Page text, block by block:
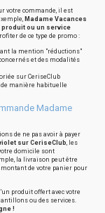
votre commande, il est
Madame Vacances
ou un service
de ce type de promo :
la mention "réductions"
et des modalités
sur CeriseClub
de manière habituelle
Madame
de ne pas avoir à payer
sur CeriseClub, les
domicile sont
la livraison peut être
de votre panier pour
produit offert avec votre
ou des services.
!